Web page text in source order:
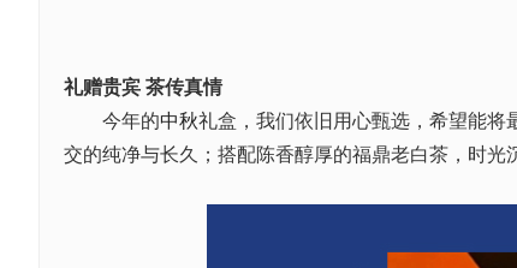
礼赠贵宾 茶传真情
今年的中秋礼盒，我们依旧用心甄选，希望能
交的纯净与长久；搭配陈香醇厚的福鼎老白茶，时光